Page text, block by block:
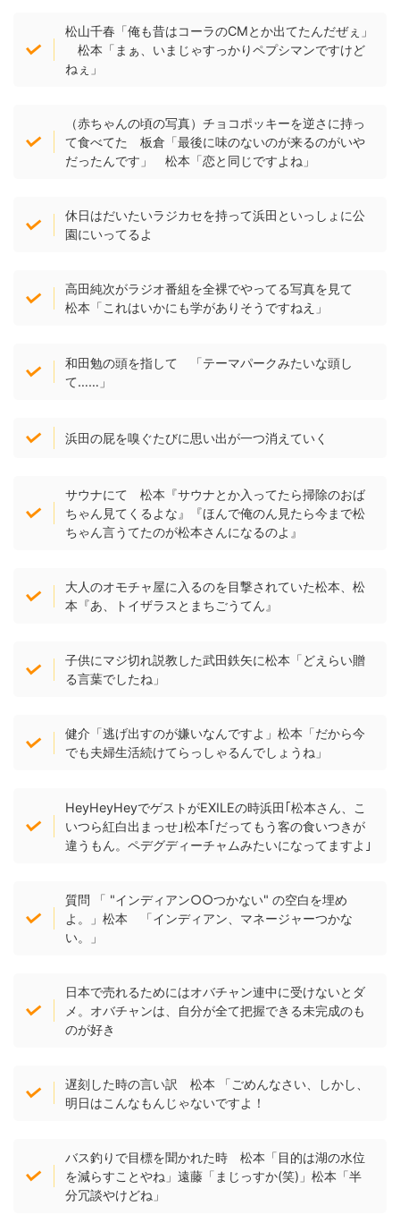
松山千春「俺も昔はコーラのCMとか出てたんだぜぇ」
松本「まぁ、いまじゃすっかりペプシマンですけど
ねぇ」
（赤ちゃんの頃の写真）チョコポッキーを逆さに持っ
て食べてた 板倉「最後に味のないのが来るのがいや
だったんです」 松本「恋と同じですよね」
休日はだいたいラジカセを持って浜田といっしょに公
園にいってるよ
高田純次がラジオ番組を全裸でやってる写真を見て
松本「これはいかにも学がありそうですねえ」
和田勉の頭を指して 「テーマパークみたいな頭し
て……」
浜田の屁を嗅ぐたびに思い出が一つ消えていく
サウナにて 松本『サウナとか入ってたら掃除のおば
ちゃん見てくるよな』『ほんで俺のん見たら今まで松
ちゃん言うてたのが松本さんになるのよ』
大人のオモチャ屋に入るのを目撃されていた松本、松
本『あ、トイザラスとまちごうてん』
子供にマジ切れ説教した武田鉄矢に松本「どえらい贈
る言葉でしたね」
健介「逃げ出すのが嫌いなんですよ」松本「だから今
でも夫婦生活続けてらっしゃるんでしょうね」
HeyHeyHeyでゲストがEXILEの時浜田｢松本さん、こ
いつら紅白出まっせ｣松本｢だってもう客の食いつきが
違うもん。ペデグディーチャムみたいになってますよ｣
質問 「 "インディアン○○つかない" の空白を埋め
よ。」松本 「インディアン、マネージャーつかな
い。」
日本で売れるためにはオバチャン連中に受けないとダ
メ。オバチャンは、自分が全て把握できる未完成のも
のが好き
遅刻した時の言い訳 松本 「ごめんなさい、しかし、
明日はこんなもんじゃないですよ！
バス釣りで目標を聞かれた時 松本「目的は湖の水位
を減らすことやね」遠藤「まじっすか(笑)」松本「半
分冗談やけどね」